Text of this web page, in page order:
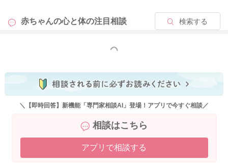
こんな時だけ触らせてもらえる、リモコンやスマホのおもちゃ
よかったらお試しくださいね。
2024/2/5 17:07
赤ちゃんの心と体の注目相談 検索する
もっと見る
＼【即時回答】新機能「専門家相談AI」登場！アプリで今すぐ相談／
相談はこちら
アプリで相談する